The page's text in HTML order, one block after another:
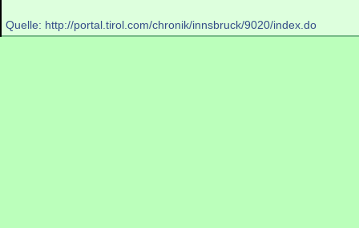
Quelle: http://portal.tirol.com/chronik/innsbruck/9020/index.do